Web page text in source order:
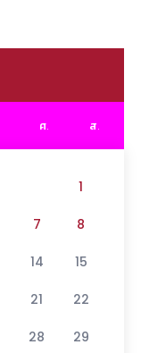
ศ. ส.
1
7 8
14 15
21 22
28 29